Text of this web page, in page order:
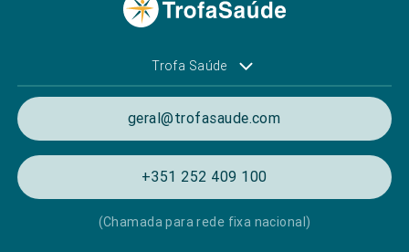
Trofa Saúde
geral@trofasaude.com
+351 252 409 100
(Chamada para rede fixa nacional)